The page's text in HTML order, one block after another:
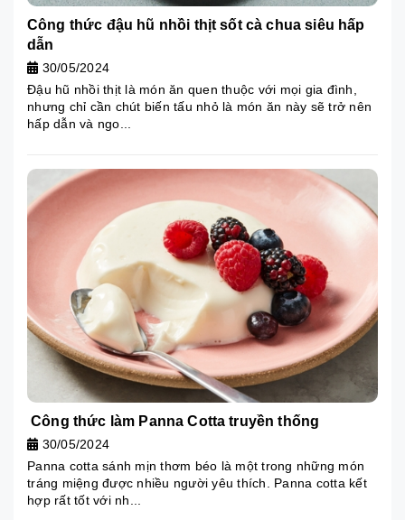
Công thức đậu hũ nhồi thịt sốt cà chua siêu hấp
dẫn
30/05/2024
Đậu hũ nhồi thịt là món ăn quen thuộc với mọi gia đình,
nhưng chỉ cần chút biến tấu nhỏ là món ăn này sẽ trở nên
hấp dẫn và ngo...
Công thức làm Panna Cotta truyền thống
30/05/2024
Panna cotta sánh mịn thơm béo là một trong những món
tráng miệng được nhiều người yêu thích. Panna cotta kết
hợp rất tốt với nh...